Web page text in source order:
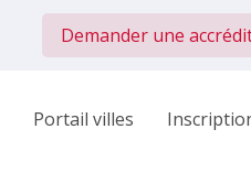
Demander une
Portail villes